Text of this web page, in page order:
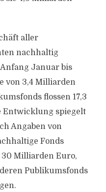
aller
nachhaltig
Januar bis
von 3,4 Milliarden
flossen 17,3
Entwicklung spiegelt
Angaben von
Fonds
Milliarden Euro,
Publikumsfonds